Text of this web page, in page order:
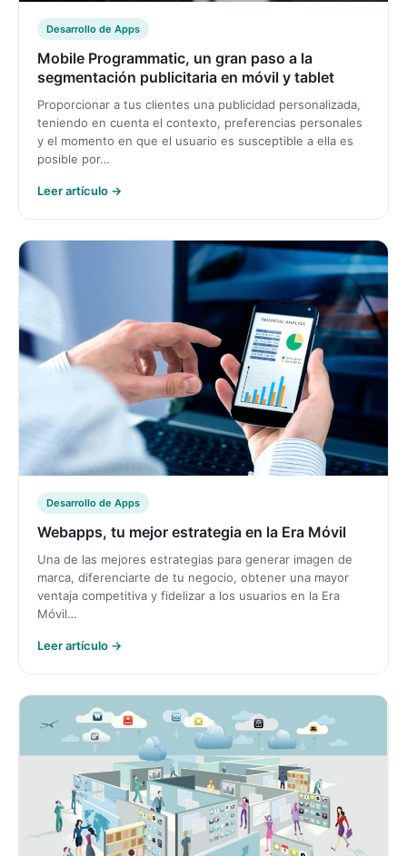
Desarrollo de Apps
Mobile Programmatic, un gran paso a la
segmentación publicitaria en móvil y tablet
Proporcionar a tus clientes una publicidad personalizada,
teniendo en cuenta el contexto, preferencias personales
y el momento en que el usuario es susceptible a ella es
posible por…
Leer artículo →
Desarrollo de Apps
Webapps, tu mejor estrategia en la Era Móvil
Una de las mejores estrategias para generar imagen de
marca, diferenciarte de tu negocio, obtener una mayor
ventaja competitiva y fidelizar a los usuarios en la Era
Móvil…
Leer artículo →